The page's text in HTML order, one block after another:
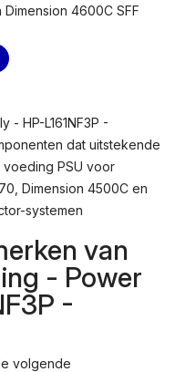
4600C SFF
- HP-L161NF3P -
dat uitstekende
voeding PSU voor
Dimension 4500C en
systemen
van
- Power
-
volgende